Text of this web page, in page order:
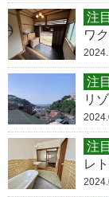
注
ワ
注
リ
注
レ